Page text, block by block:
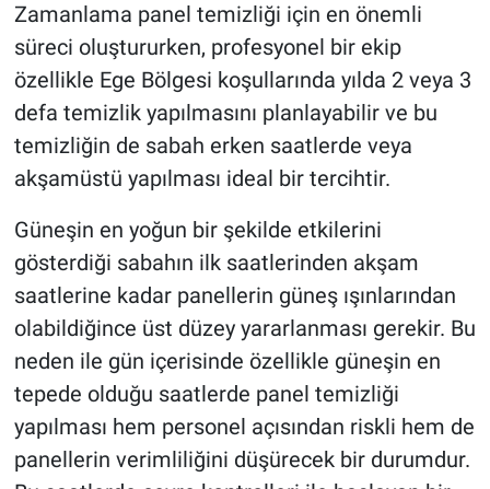
Zamanlama panel temizliği için en önemli
süreci oluştururken, profesyonel bir ekip
özellikle Ege Bölgesi koşullarında yılda 2 veya 3
defa temizlik yapılmasını planlayabilir ve bu
temizliğin de sabah erken saatlerde veya
akşamüstü yapılması ideal bir tercihtir.
Güneşin en yoğun bir şekilde etkilerini
gösterdiği sabahın ilk saatlerinden akşam
saatlerine kadar panellerin güneş ışınlarından
olabildiğince üst düzey yararlanması gerekir. Bu
neden ile gün içerisinde özellikle güneşin en
tepede olduğu saatlerde panel temizliği
yapılması hem personel açısından riskli hem de
panellerin verimliliğini düşürecek bir durumdur.